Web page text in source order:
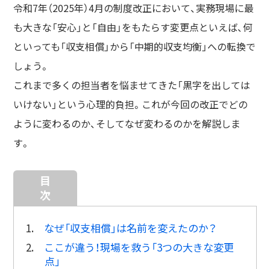
令和7年（2025年）4月の制度改正において、実務現場に最
も大きな「安心」と「自由」をもたらす変更点といえば、何
といっても「収支相償」から「中期的収支均衡」への転換で
しょう。
これまで多くの担当者を悩ませてきた「黒字を出しては
いけない」という心理的負担。これが今回の改正でどの
ように変わるのか、そしてなぜ変わるのかを解説しま
す。
目
次
1. なぜ「収支相償」は名前を変えたのか？
2.
ここが違う！現場を救う「3つの大きな変更
点」